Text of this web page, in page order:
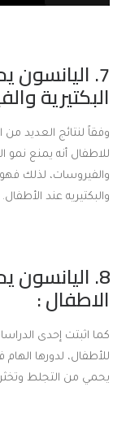
7.
البكتيرية
وفقاً لنتائج العديد
للاطفال أنه يمنع نمو
والفيروسات، لذلك
والبكتيريه عند الأطفال.
8.
الاطفال :
كما اثبتت إحدى
للأطفال، لدورها
يحمي من التجلط وتخثر